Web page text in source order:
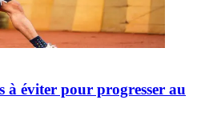
à éviter pour progresser au